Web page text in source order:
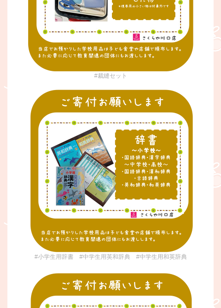
#裁縫セット
#小学生用辞書 #中学生用英和辞典 #中学生用和英辞典